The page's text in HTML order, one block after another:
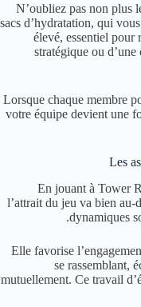
N’oubliez pas non plus
sacs d’hydratation, qui
élevé, essentiel pour
stratégique ou
Lorsque chaque membre
votre équipe devient une
Les
En jouant à Tower
l’attrait du jeu va bien au-
dynamiques
Elle favorise
se rassemblant,
mutuellement. Ce travail